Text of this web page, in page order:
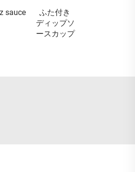
sauce
ふた付き
ディップソ
ースカップ